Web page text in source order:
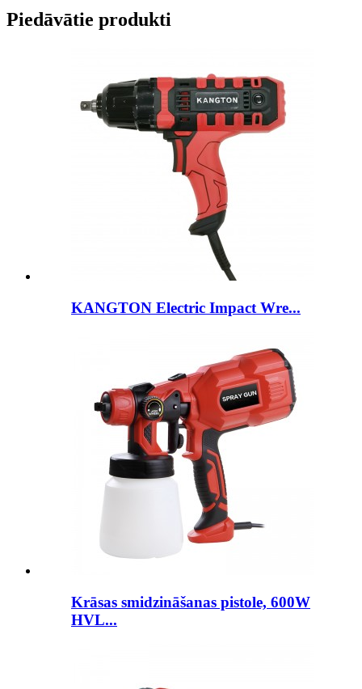
Piedāvātie produkti
KANGTON Electric Impact Wre...
Krāsas smidzināšanas pistole, 600W
HVL...